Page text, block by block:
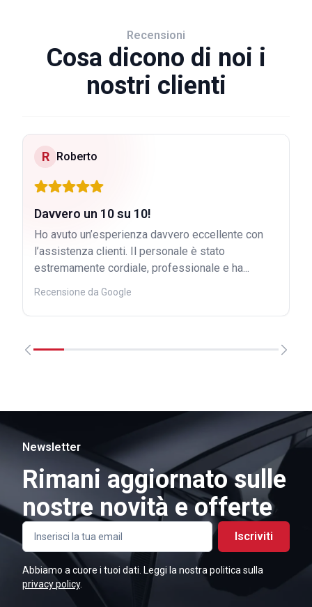
Recensioni
Cosa dicono di noi i
nostri clienti
R Roberto
Davvero un 10 su 10!
Ho avuto un’esperienza davvero eccellente con
l’assistenza clienti. Il personale è stato
estremamente cordiale, professionale e ha...
Recensione da Google
Newsletter
Rimani aggiornato sulle
nostre novità e offerte
Iscriviti
Abbiamo a cuore i tuoi dati. Leggi la nostra politica sulla
privacy policy.